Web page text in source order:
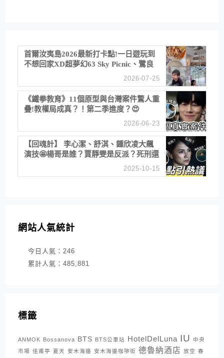
首爾汝夷島2026最新打卡點!一日遊玩到
不想回家XD超夢幻63 Sky Picnic、鷺良
津帝王蟹大餐、《淚之女王》拍攝地、漢
江公園免費玩水
2026-07-25
《鐵拳教育》11個原型與台灣案件驚人重
疊!教權局成真？！第二季進度？😍
2026-06-23
【回魂計】 李心潔、舒淇、鍾欣凌大飆
演技🤩楊哥是誰？賈靜雯是反派？死刑還
2025-10-15
網站人氣統計
今日人氣： 246
累計人氣： 485,881
標籤
ANMOK Bossanova BTS BTS公車站 HotelDelLuna IU
中央
市場 佳甫亭 夏天 安木海邊 安木海邊咖啡街 德魯納酒店 放空 春